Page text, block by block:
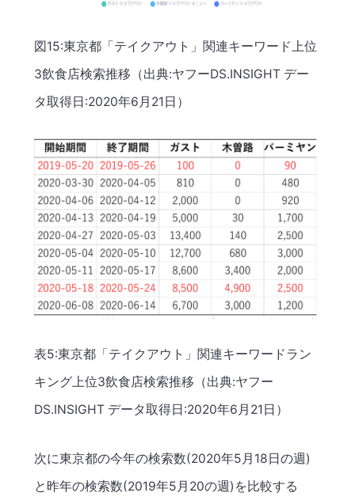
図15:東京都「テイクアウト」関連キーワード上位
3飲食店検索推移（出典:ヤフーDS.INSIGHT デー
タ取得日:2020年6月21日）
表5:東京都「テイクアウト」関連キーワードラン
キング上位3飲食店検索推移（出典:ヤフー
DS.INSIGHT データ取得日:2020年6月21日）
次に東京都の今年の検索数(2020年5月18日の週)
と昨年の検索数(2019年5月20の週)を比較する